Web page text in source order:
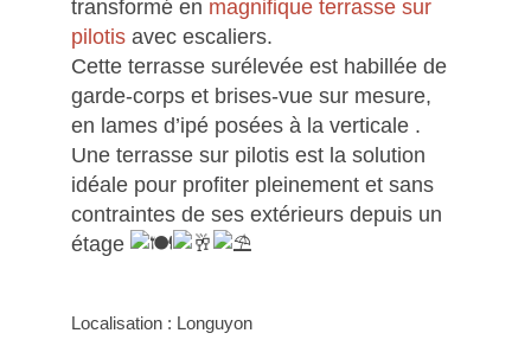
transformé en magnifique terrasse sur
pilotis avec escaliers.
Cette terrasse surélevée est habillée de
garde-corps et brises-vue sur mesure,
en lames d’ipé posées à la verticale .
Une terrasse sur pilotis est la solution
idéale pour profiter pleinement et sans
contraintes de ses extérieurs depuis un
étage
Localisation : Longuyon